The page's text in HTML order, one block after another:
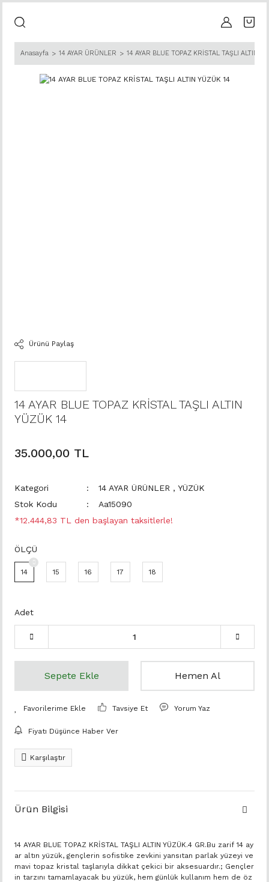
Anasayfa 14 AYAR ÜRÜNLER 14 AYAR BLUE TOPAZ KRİSTAL TAŞLI ALTIN
Ürünü Paylaş
14 AYAR BLUE TOPAZ KRİSTAL TAŞLI ALTIN
YÜZÜK 14
35.000,00 TL
Kategori 14 AYAR ÜRÜNLER , YÜZÜK
Stok Kodu
Aa15090
*12.444,83 TL den başlayan taksitlerle!
ÖLÇÜ
14 15 16 17 18
Adet
Sepete Ekle Hemen Al
Tavsiye Et Yorum Yaz
Fiyatı Düşünce Haber Ver
Karşılaştır
Ürün Bilgisi
14 AYAR BLUE TOPAZ KRİSTAL TAŞLI ALTIN YÜZÜK.4 GR.Bu zarif 14 ay
ar altın yüzük, gençlerin sofistike zevkini yansıtan parlak yüzeyi ve
mavi topaz kristal taşlarıyla dikkat çekici bir aksesuardır.; Gençler
in tarzını tamamlayacak bu yüzük, hem günlük kullanım hem de öz